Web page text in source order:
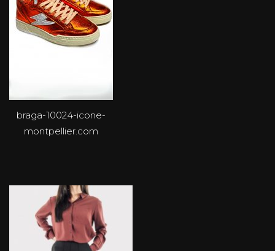
braga-10024-icone-
montpellier.com